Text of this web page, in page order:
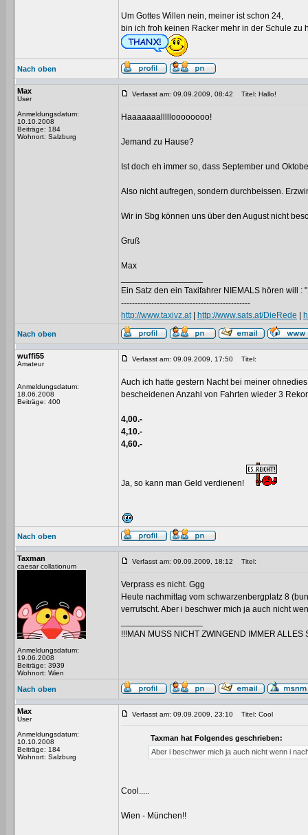
Um Gottes Willen nein, meiner ist schon 24,
bin ich froh keinen Racker mehr in der Schule zu
Nach oben
Max
User
Anmeldungsdatum:
10.10.2008
Beiträge: 184
Wohnort: Salzburg
Verfasst am: 09.09.2009, 08:42 Titel: Hallo!
Haaaaaaallllloooooooo!
Jemand zu Hause?
Ist doch eh immer so, dass September und
Also nicht aufregen, sondern durchbeissen.
Wir in Sbg können uns über den August nicht
Gruß
Max
Ein Satz den ein Taxifahrer NIEMALS hören will :
-----------------------------------------------
http://www.taxivz.at| http://www.sats.at/DieRede
Nach oben
wuffi55
Amateur
Anmeldungsdatum:
18.06.2008
Beiträge: 400
Verfasst am: 09.09.2009, 17:50 Titel:
Auch ich hatte gestern Nacht bei meiner ohnedies
bescheidenen Anzahl von Fahrten wieder 3
4,00.-
4,10.-
4,60.-
Ja, so kann man Geld verdienen!
Nach oben
Taxman
caesar collationum
Anmeldungsdatum:
19.06.2008
Beiträge: 3939
Wohnort: Wien
Verfasst am: 09.09.2009, 18:12 Titel:
Verprass es nicht. Ggg
Heute nachmittag vom schwarzenbergplatz 8
verrutscht. Aber i beschwer mich ja auch nicht
!!!MAN MUSS NICHT ZWINGEND IMMER
Nach oben
Max
User
Anmeldungsdatum:
10.10.2008
Beiträge: 184
Wohnort: Salzburg
Verfasst am: 09.09.2009, 23:10 Titel: Cool
Taxman hat Folgendes geschrieben:
Aber i beschwer mich ja auch nicht wenn i
Cool.....
Wien - München!!